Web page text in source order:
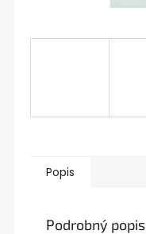
Popis
Podrobný popis